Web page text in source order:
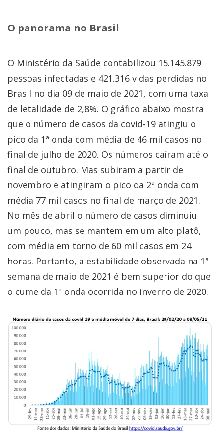
O panorama no Brasil
O Ministério da Saúde contabilizou 15.145.879
pessoas infectadas e 421.316 vidas perdidas no
Brasil no dia 09 de maio de 2021, com uma taxa
de letalidade de 2,8%. O gráfico abaixo mostra
que o número de casos da covid-19 atingiu o
pico da 1ª onda com média de 46 mil casos no
final de julho de 2020. Os números caíram até o
final de outubro. Mas subiram a partir de
novembro e atingiram o pico da 2ª onda com
média 77 mil casos no final de março de 2021.
No mês de abril o número de casos diminuiu
um pouco, mas se mantem em um alto platô,
com média em torno de 60 mil casos em 24
horas. Portanto, a estabilidade observada na 1ª
semana de maio de 2021 é bem superior do que
o cume da 1ª onda ocorrida no inverno de 2020.